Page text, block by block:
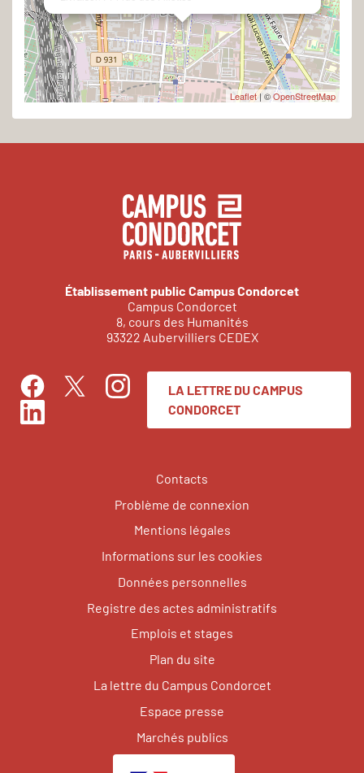
Leaflet| ©OpenStreetMap
Établissement public Campus Condorcet
Campus Condorcet
8, cours des Humanités
93322 Aubervilliers CEDEX
FacebookTwitterInstagram
LinkedIn
LA LETTRE DU CAMPUS
CONDORCET
Contacts
Problème de connexion
Mentions légales
Informations sur les cookies
Données personnelles
Registre des actes administratifs
Emplois et stages
Plan du site
La lettre du Campus Condorcet
Espace presse
Marchés publics